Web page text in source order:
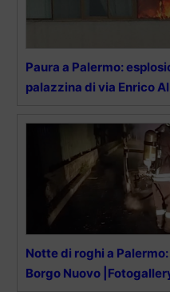
Paura a Palermo:
palazzina di via Enrico
Notte di roghi a
Borgo Nuovo